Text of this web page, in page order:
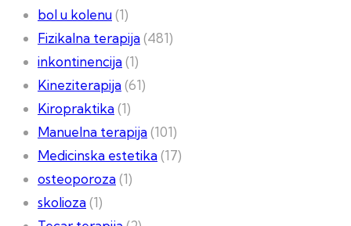
bol u kolenu(1)
Fizikalna terapija(481)
inkontinencija(1)
Kineziterapija(61)
Kiropraktika(1)
Manuelna terapija(101)
Medicinska estetika(17)
osteoporoza(1)
skolioza(1)